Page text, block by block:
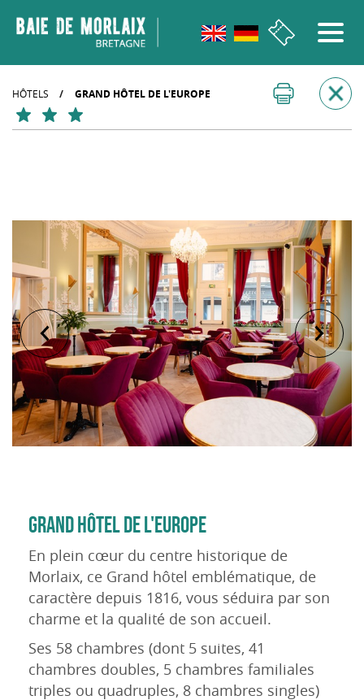
HÔTELS / GRAND HÔTEL DE L'EUROPE
GRAND HÔTEL DE L'EUROPE
En plein cœur du centre historique de
Morlaix, ce Grand hôtel emblématique, de
caractère depuis 1816, vous séduira par son
charme et la qualité de son accueil.
Ses 58 chambres (dont 5 suites, 41
chambres doubles, 5 chambres familiales
triples ou quadruples, 8 chambres singles)